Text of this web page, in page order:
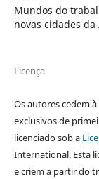
Mundos do
novas cidades
Licença
Os autores cedem à
exclusivos de
licenciado sob a
International. Esta
e criem a partir do